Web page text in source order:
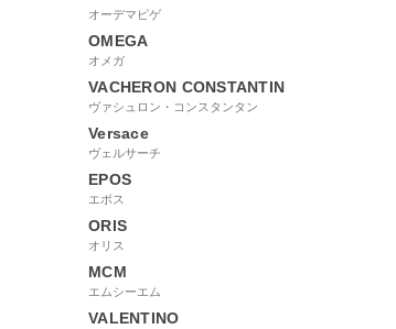
オーデマピゲ
OMEGA
オメガ
VACHERON CONSTANTIN
ヴァシュロン・コンスタンタン
Versace
ヴェルサーチ
EPOS
エポス
ORIS
オリス
MCM
エムシーエム
VALENTINO